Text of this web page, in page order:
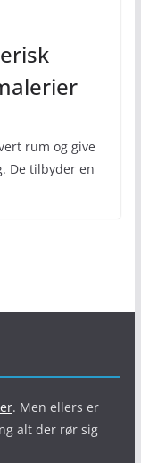
rum og give
De tilbyder en
. Men ellers er
alt der rør sig